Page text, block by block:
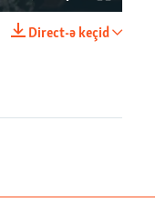
Direct-ə keçid